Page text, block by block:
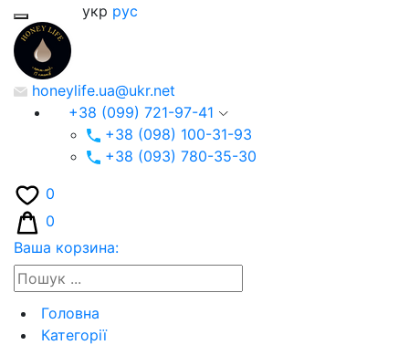
укр рус
honeylife.ua@ukr.net
+38 (099) 721-97-41
+38 (098) 100-31-93
+38 (093) 780-35-30
0
0
Ваша корзина:
Головна
Категорії